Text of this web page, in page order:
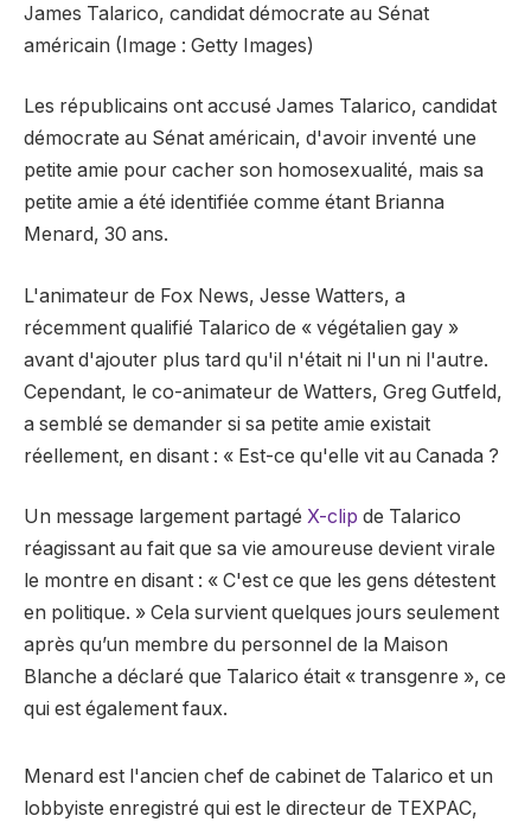
James Talarico, candidat démocrate au Sénat
américain (Image : Getty Images)
Les républicains ont accusé James Talarico, candidat
démocrate au Sénat américain, d'avoir inventé une
petite amie pour cacher son homosexualité, mais sa
petite amie a été identifiée comme étant Brianna
Menard, 30 ans.
L'animateur de Fox News, Jesse Watters, a
récemment qualifié Talarico de « végétalien gay »
avant d'ajouter plus tard qu'il n'était ni l'un ni l'autre.
Cependant, le co-animateur de Watters, Greg Gutfeld,
a semblé se demander si sa petite amie existait
réellement, en disant : « Est-ce qu'elle vit au Canada ?
Un message largement partagé X-clip de Talarico
réagissant au fait que sa vie amoureuse devient virale
le montre en disant : « C'est ce que les gens détestent
en politique. » Cela survient quelques jours seulement
après qu’un membre du personnel de la Maison
Blanche a déclaré que Talarico était « transgenre », ce
qui est également faux.
Menard est l'ancien chef de cabinet de Talarico et un
lobbyiste enregistré qui est le directeur de TEXPAC,